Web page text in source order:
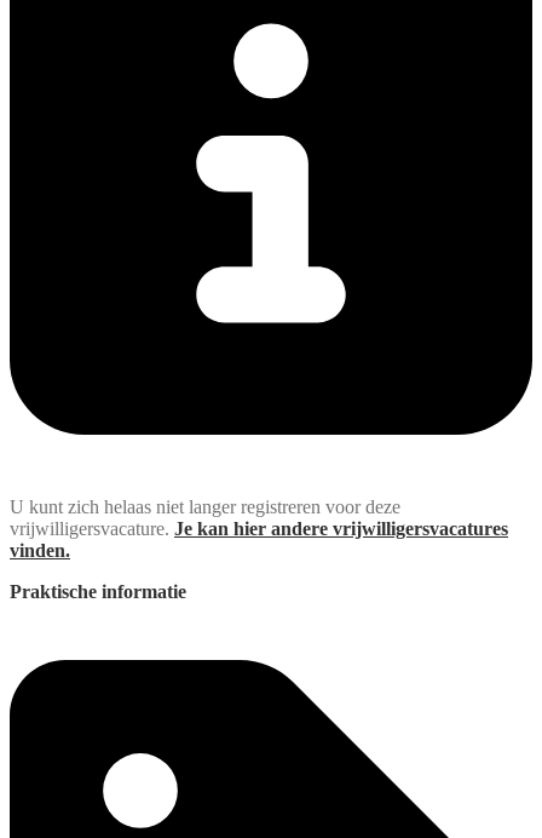
U kunt zich helaas niet langer registreren voor deze
vrijwilligersvacature. Je kan hier andere vrijwilligersvacatures
vinden.
Praktische informatie